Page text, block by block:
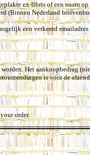
ex-libris of een naam
(Binnen Nederland
een verkeerd
Het aankoopbedrag
is voor de
order.